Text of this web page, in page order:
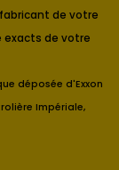
de votre
exacts de votre
déposée d'Exxon
Impériale,